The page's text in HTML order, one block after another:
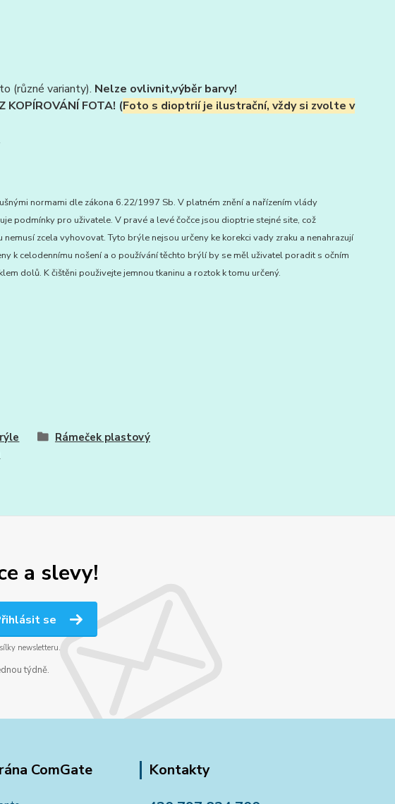
(různé varianty). Nelze ovlivnit,výběr barvy!
KOPÍROVÁNÍ FOTA! (Foto s dioptrií je ilustrační, vždy si zvolte v
normami dle zákona 6.22/1997 Sb. V platném znění a nařízením vlády
podmínky pro uživatele. V pravé a levé čočce jsou dioptrie stejné site, což
zcela vyhovovat. Tyto brýle nejsou určeny ke korekci vady zraku a nenahrazují
k celodennímu nošení a o používání těchto brýlí by se měl uživatel poradit s očním
dolů. K čištěni použivejte jemnou tkaninu a roztok k tomu určený.
Rámeček plastový
a slevy!
se
newsletteru.
týdně.
ComGate
Kontakty